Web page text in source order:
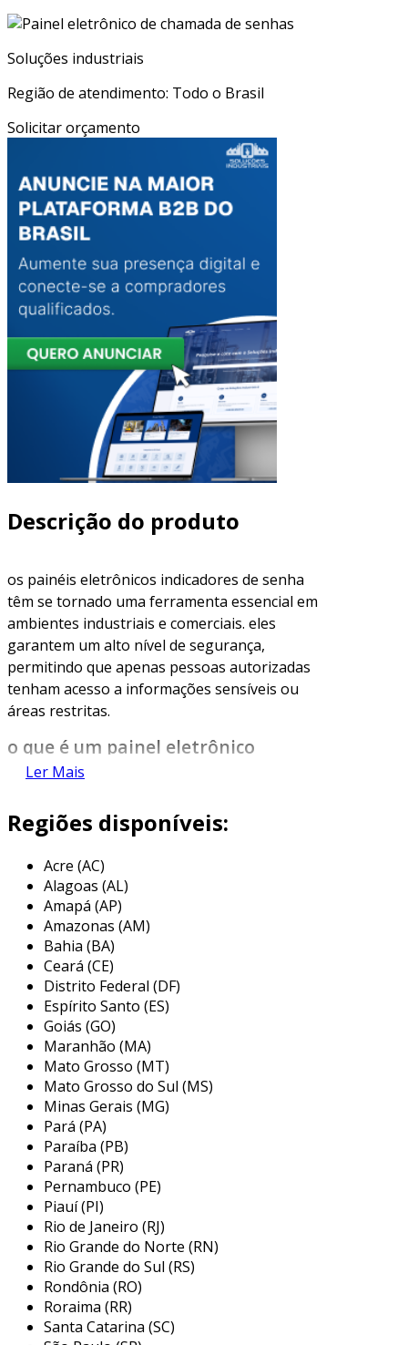
Soluções industriais
Região de atendimento: Todo o Brasil
Solicitar orçamento
Descrição do produto
os painéis eletrônicos indicadores de senha
têm se tornado uma ferramenta essencial em
ambientes industriais e comerciais. eles
garantem um alto nível de segurança,
permitindo que apenas pessoas autorizadas
tenham acesso a informações sensíveis ou
áreas restritas.
o que é um painel eletrônico
indicador de senha?
dispositivo que exibe mensagens e instruções,
digitais. em muitas configurações, ele é
utilizado para permitir o acesso a cuidados
especiais ou informações sensíveis.
principais vantagens
esses painéis apresentam várias vantagens
que atendem às necessidades específicas do
ambiente industrial. entre os principais
benefícios, destacam-se:
segurança aprimorada:
acesso a áreas críticas ou informações
confidenciais, evitando acessos não
autorizados.
facilidade de uso:
permite que os usuários insiram
facilmente senhas, tornando o processo
intuitivo.
feedback imediato:
as mensagens
exibidas informam os usuários sobre o
status de suas tentativas de acesso,
Ler Mais
Regiões disponíveis:
Acre (AC)
Alagoas (AL)
Amapá (AP)
Amazonas (AM)
Bahia (BA)
Ceará (CE)
Distrito Federal (DF)
Espírito Santo (ES)
Goiás (GO)
Maranhão (MA)
Mato Grosso (MT)
Mato Grosso do Sul (MS)
Minas Gerais (MG)
Pará (PA)
Paraíba (PB)
Paraná (PR)
Pernambuco (PE)
Piauí (PI)
Rio de Janeiro (RJ)
Rio Grande do Norte (RN)
Rio Grande do Sul (RS)
Rondônia (RO)
Roraima (RR)
Santa Catarina (SC)